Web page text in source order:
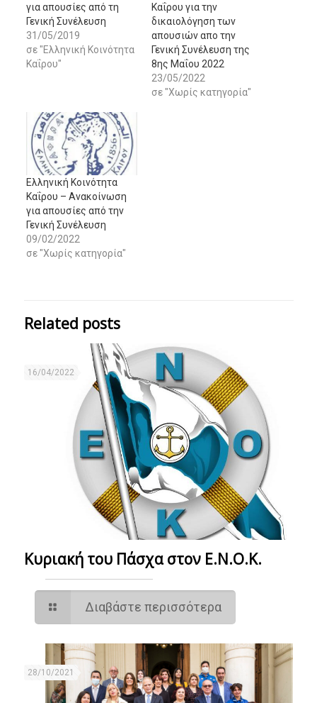
για απουσίες από τη
Γενική Συνέλευση
31/05/2019
σε "Ελληνική Κοινότητα
Καΐρου"
Καΐρου για την
δικαιολόγηση των
απουσιών απο την
Γενική Συνέλευση της
8ης Μαΐου 2022
23/05/2022
σε "Χωρίς κατηγορία"
Ελληνική Κοινότητα
Καΐρου – Ανακοίνωση
για απουσίες από την
Γενική Συνέλευση
09/02/2022
σε "Χωρίς κατηγορία"
Related posts
16/04/2022
Κυριακή του Πάσχα στον Ε.Ν.Ο.Κ.
Διαβάστε περισσότερα
28/10/2021